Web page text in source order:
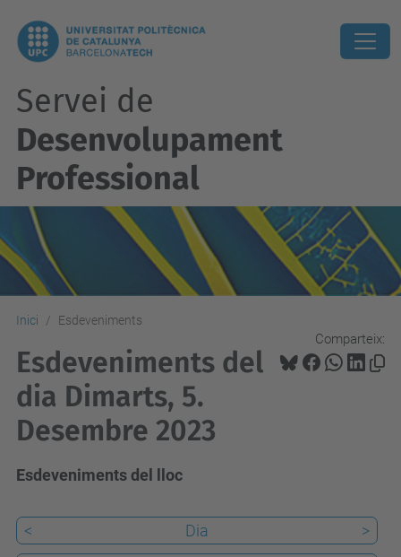
Servei de
Desenvolupament
Professional
Inici Esdeveniments
Comparteix:
Esdeveniments del
dia Dimarts, 5.
Desembre 2023
Esdeveniments del lloc
< Dia
>